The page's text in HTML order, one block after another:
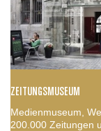
ZEITUNGSMUSEUM
Medienmuseum,
200.000 Zeitungen